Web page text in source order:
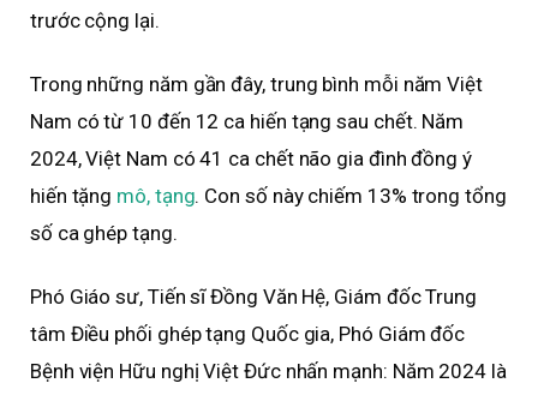
trước cộng lại.
Trong những năm gần đây, trung bình mỗi năm Việt
Nam có từ 10 đến 12 ca hiến tạng sau chết. Năm
2024, Việt Nam có 41 ca chết não gia đình đồng ý
hiến tặng mô, tạng. Con số này chiếm 13% trong tổng
số ca ghép tạng.
Phó Giáo sư, Tiến sĩ Đồng Văn Hệ, Giám đốc Trung
tâm Điều phối ghép tạng Quốc gia, Phó Giám đốc
Bệnh viện Hữu nghị Việt Đức nhấn mạnh: Năm 2024 là